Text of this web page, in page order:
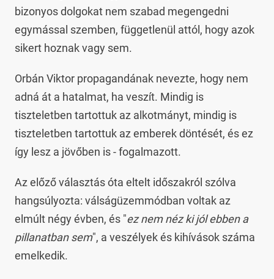
bizonyos dolgokat nem szabad megengedni
egymással szemben, függetlenül attól, hogy azok
sikert hoznak vagy sem.
Orbán Viktor propagandának nevezte, hogy nem
adná át a hatalmat, ha veszít. Mindig is
tiszteletben tartottuk az alkotmányt, mindig is
tiszteletben tartottuk az emberek döntését, és ez
így lesz a jövőben is - fogalmazott.
Az előző választás óta eltelt időszakról szólva
hangsúlyozta: válságüzemmódban voltak az
elmúlt négy évben, és "ez nem néz ki jól ebben a
pillanatban sem", a veszélyek és kihívások száma
emelkedik.